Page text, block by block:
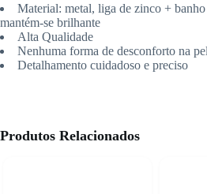
Material: metal, liga de zinco +
mantém-se brilhante
Alta Qualidade
Nenhuma forma de desconforto na
Detalhamento cuidadoso e preciso
Produtos Relacionados